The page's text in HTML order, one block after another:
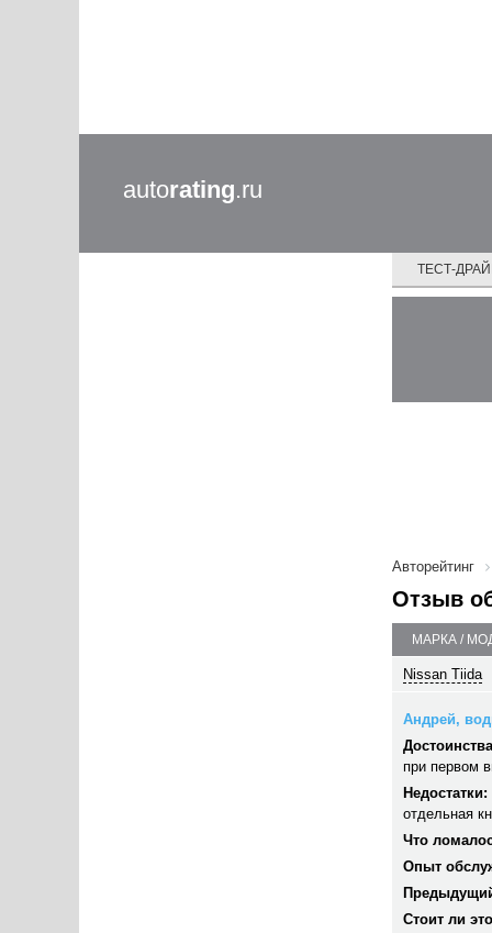
autorating.ru
ТЕСТ-
Авторейтинг
Отзыв
МАРКА /
Nissan Tiida
Андрей,
при первом
Недостатки:
отдельная
Что
Опыт
Стоит ли